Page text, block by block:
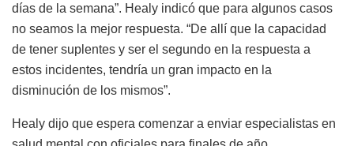
días de la semana”. Healy indicó que para algunos casos
no seamos la mejor respuesta. “De allí que la capacidad
de tener suplentes y ser el segundo en la respuesta a
estos incidentes, tendría un gran impacto en la
disminución de los mismos”.
Healy dijo que espera comenzar a enviar especialistas en